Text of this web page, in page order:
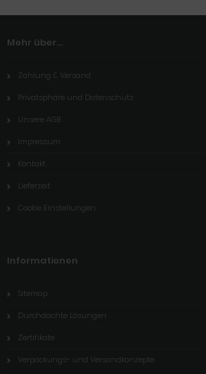
Mehr über...
Zahlung & Versand
Privatsphäre und Datenschutz
Unsere AGB
Impressum
Kontakt
Lieferzeit
Cookie Einstellungen
Informationen
Sitemap
Durchdachte Lösungen
Zertifikate
Verpackungs- und Versandkonzepte